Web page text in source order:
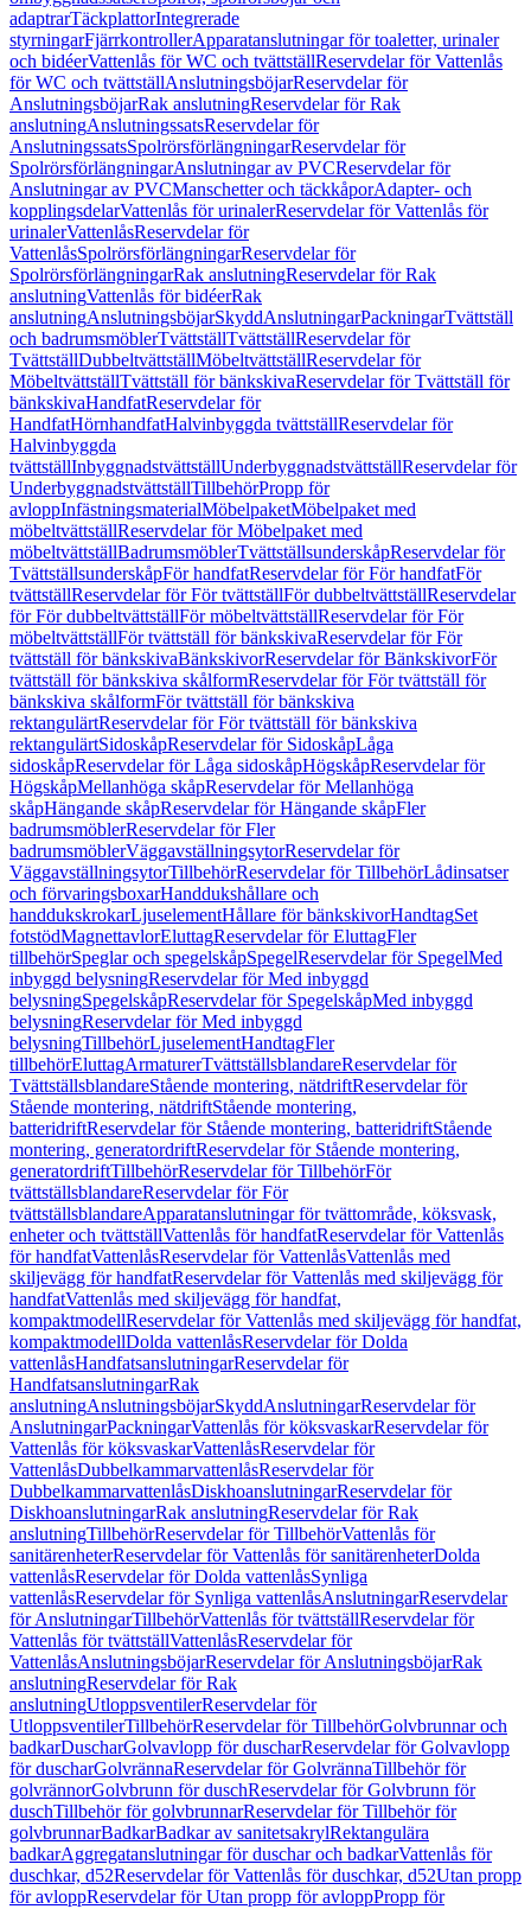
adaptrarTäckplattorIntegrerade
styrningarFjärrkontrollerApparatanslutningar för toaletter, urinaler
och bidéerVattenlås för WC och tvättställReservdelar för Vattenlås
för WC och tvättställAnslutningsböjarReservdelar för
AnslutningsböjarRak anslutningReservdelar för Rak
anslutningAnslutningssatsReservdelar för
AnslutningssatsSpolrörsförlängningarReservdelar för
SpolrörsförlängningarAnslutningar av PVCReservdelar för
Anslutningar av PVCManschetter och täckkåporAdapter- och
kopplingsdelarVattenlås för urinalerReservdelar för Vattenlås för
urinalerVattenlåsReservdelar för
VattenlåsSpolrörsförlängningarReservdelar för
SpolrörsförlängningarRak anslutningReservdelar för Rak
anslutningVattenlås för bidéerRak
anslutningAnslutningsböjarSkyddAnslutningarPackningarTvättställ
och badrumsmöblerTvättställTvättställReservdelar för
TvättställDubbeltvättställMöbeltvättställReservdelar för
MöbeltvättställTvättställ för bänkskivaReservdelar för Tvättställ för
bänkskivaHandfatReservdelar för
HandfatHörnhandfatHalvinbyggda tvättställReservdelar för
Halvinbyggda
tvättställInbyggnadstvättställUnderbyggnadstvättställReservdelar för
UnderbyggnadstvättställTillbehörPropp för
avloppInfästningsmaterialMöbelpaketMöbelpaket med
möbeltvättställReservdelar för Möbelpaket med
möbeltvättställBadrumsmöblerTvättställsunderskåpReservdelar för
TvättställsunderskåpFör handfatReservdelar för För handfatFör
tvättställReservdelar för För tvättställFör dubbeltvättställReservdelar
för För dubbeltvättställFör möbeltvättställReservdelar för För
möbeltvättställFör tvättställ för bänkskivaReservdelar för För
tvättställ för bänkskivaBänkskivorReservdelar för BänkskivorFör
tvättställ för bänkskiva skålformReservdelar för För tvättställ för
bänkskiva skålformFör tvättställ för bänkskiva
rektangulärtReservdelar för För tvättställ för bänkskiva
rektangulärtSidoskåpReservdelar för SidoskåpLåga
sidoskåpReservdelar för Låga sidoskåpHögskåpReservdelar för
HögskåpMellanhöga skåpReservdelar för Mellanhöga
skåpHängande skåpReservdelar för Hängande skåpFler
badrumsmöblerReservdelar för Fler
badrumsmöblerVäggavställningsytorReservdelar för
VäggavställningsytorTillbehörReservdelar för TillbehörLådinsatser
och förvaringsboxarHanddukshållare och
handdukskrokarLjuselementHållare för bänkskivorHandtagSet
fotstödMagnettavlorEluttagReservdelar för EluttagFler
tillbehörSpeglar och spegelskåpSpegelReservdelar för SpegelMed
inbyggd belysningReservdelar för Med inbyggd
belysningSpegelskåpReservdelar för SpegelskåpMed inbyggd
belysningReservdelar för Med inbyggd
belysningTillbehörLjuselementHandtagFler
tillbehörEluttagArmaturerTvättställsblandareReservdelar för
TvättställsblandareStående montering, nätdriftReservdelar för
Stående montering, nätdriftStående montering,
batteridriftReservdelar för Stående montering, batteridriftStående
montering, generatordriftReservdelar för Stående montering,
generatordriftTillbehörReservdelar för TillbehörFör
tvättställsblandareReservdelar för För
tvättställsblandareApparatanslutningar för tvättområde, köksvask,
enheter och tvättställVattenlås för handfatReservdelar för Vattenlås
för handfatVattenlåsReservdelar för VattenlåsVattenlås med
skiljevägg för handfatReservdelar för Vattenlås med skiljevägg för
handfatVattenlås med skiljevägg för handfat,
kompaktmodellReservdelar för Vattenlås med skiljevägg för handfat,
kompaktmodellDolda vattenlåsReservdelar för Dolda
vattenlåsHandfatsanslutningarReservdelar för
HandfatsanslutningarRak
anslutningAnslutningsböjarSkyddAnslutningarReservdelar för
AnslutningarPackningarVattenlås för köksvaskarReservdelar för
Vattenlås för köksvaskarVattenlåsReservdelar för
VattenlåsDubbelkammarvattenlåsReservdelar för
DubbelkammarvattenlåsDiskhoanslutningarReservdelar för
DiskhoanslutningarRak anslutningReservdelar för Rak
anslutningTillbehörReservdelar för TillbehörVattenlås för
sanitärenheterReservdelar för Vattenlås för sanitärenheterDolda
vattenlåsReservdelar för Dolda vattenlåsSynliga
vattenlåsReservdelar för Synliga vattenlåsAnslutningarReservdelar
för AnslutningarTillbehörVattenlås för tvättställReservdelar för
Vattenlås för tvättställVattenlåsReservdelar för
VattenlåsAnslutningsböjarReservdelar för AnslutningsböjarRak
anslutningReservdelar för Rak
anslutningUtloppsventilerReservdelar för
UtloppsventilerTillbehörReservdelar för TillbehörGolvbrunnar och
badkarDuscharGolvavlopp för duscharReservdelar för Golvavlopp
för duscharGolvrännaReservdelar för GolvrännaTillbehör för
golvrännorGolvbrunn för duschReservdelar för Golvbrunn för
duschTillbehör för golvbrunnarReservdelar för Tillbehör för
golvbrunnarBadkarBadkar av sanitetsakrylRektangulära
badkarAggregatanslutningar för duschar och badkarVattenlås för
duschkar, d52Reservdelar för Vattenlås för duschkar, d52Utan propp
för avloppReservdelar för Utan propp för avloppPropp för